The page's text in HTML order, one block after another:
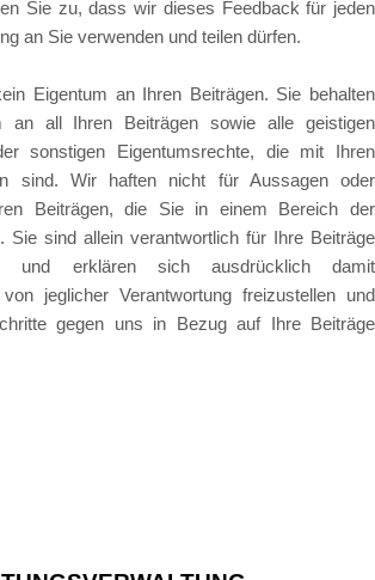
Sie zu, dass wir dieses Feedback für jeden
an Sie verwenden und teilen dürfen.
Eigentum an Ihren Beiträgen. Sie behalten
an all Ihren Beiträgen sowie alle geistigen
sonstigen Eigentumsrechte, die mit Ihren
sind. Wir haften nicht für Aussagen oder
Beiträgen, die Sie in einem Bereich der
Sie sind allein verantwortlich für Ihre Beiträge
und erklären sich ausdrücklich damit
jeglicher Verantwortung freizustellen und
gegen uns in Bezug auf Ihre Beiträge